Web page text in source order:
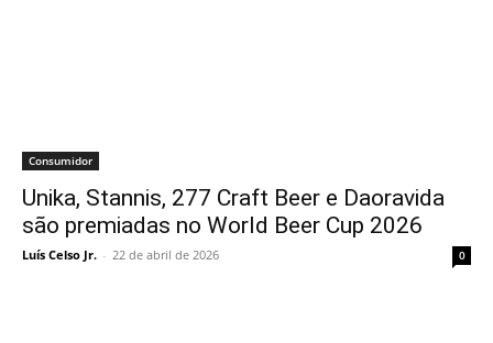
Consumidor
Unika, Stannis, 277 Craft Beer e Daoravida
são premiadas no World Beer Cup 2026
Luís Celso Jr. - 22 de abril de 2026 0